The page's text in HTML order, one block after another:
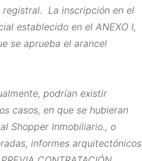
registral. La inscripción en el
establecido en el ANEXO I,
se aprueba el arancel
podrían existir
casos, en que se hubieran
Shopper Inmobiliario., o
informes arquitectónicos